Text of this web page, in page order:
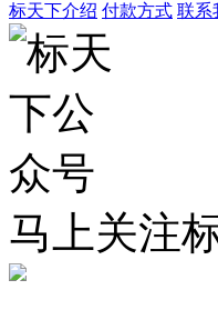
标天下介绍 付款方式 联系
马上关注